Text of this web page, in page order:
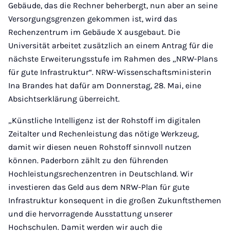
Gebäude, das die Rechner beherbergt, nun aber an seine
Versorgungsgrenzen gekommen ist, wird das
Rechenzentrum im Gebäude X ausgebaut. Die
Universität arbeitet zusätzlich an einem Antrag für die
nächste Erweiterungsstufe im Rahmen des „NRW-Plans
für gute Infrastruktur“. NRW-Wissenschaftsministerin
Ina Brandes hat dafür am Donnerstag, 28. Mai, eine
Absichtserklärung überreicht.
„Künstliche Intelligenz ist der Rohstoff im digitalen
Zeitalter und Rechenleistung das nötige Werkzeug,
damit wir diesen neuen Rohstoff sinnvoll nutzen
können. Paderborn zählt zu den führenden
Hochleistungsrechenzentren in Deutschland. Wir
investieren das Geld aus dem NRW-Plan für gute
Infrastruktur konsequent in die großen Zukunftsthemen
und die hervorragende Ausstattung unserer
Hochschulen. Damit werden wir auch die